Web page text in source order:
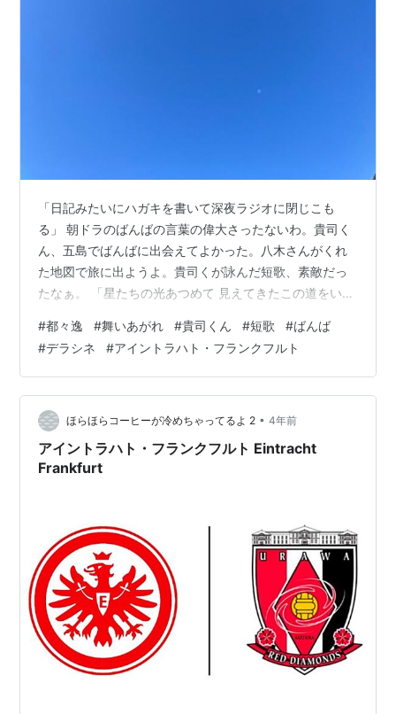
「日記みたいにハガキを書いて深夜ラジオに閉じこも
る」 朝ドラのばんばの言葉の偉大さったないわ。貴司く
ん、五島でばんばに出会えてよかった。八木さんがくれ
た地図で旅に出ようよ。貴司くが詠んだ短歌、素敵だっ
たなぁ。 「星たちの光あつめて 見えてきたこの道をいく
の歌たち。 嬉しさは忘れんために悲しさは忘れるために
短歌にしてみ八木さん…貴司くんの気持ちを思うと、つ
らいです。。「デラシネ」には、こんな短歌も飾られて
いました。#朝ドラ #舞いあがれ #舞いあがれ美術図鑑
pic.twitter.com/Z5q8NOButh — 朝ドラ｢舞いあがれ！｣
…
#都々逸 #舞いあがれ #貴司くん #短歌 #ばんば
#デラシネ #アイントラハト・フランクフルト
ほらほらコーヒーが冷めちゃってるよ 2 • 4年前
アイントラハト・フランクフルト Eintracht
Frankfurt